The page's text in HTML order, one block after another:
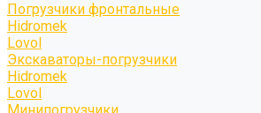
Погрузчики фронтальные
Hidromek
Lovol
Экскаваторы-погрузчики
Hidromek
Lovol